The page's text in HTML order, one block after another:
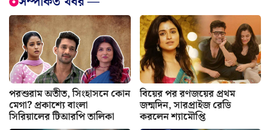
পরশুরাম অতীত, সিংহাসনে কোন
মেগা? প্রকাশ্যে বাংলা
সিরিয়ালের টিআরপি তালিকা
বিয়ের পর রণজয়ের প্রথম
জন্মদিন, সারপ্রাইজ রেডি
করলেন শ্যামৌপ্তি